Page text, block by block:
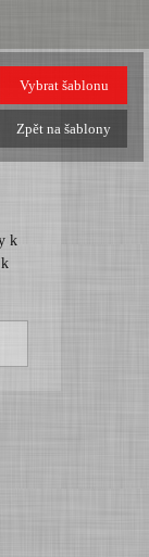
k
Vybratšablonu
Zpět na šablony